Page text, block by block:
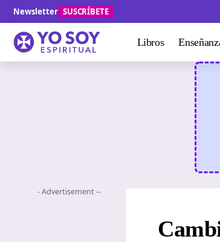
Newsletter SUSCRÍBETE
Libros
- Advertisement --